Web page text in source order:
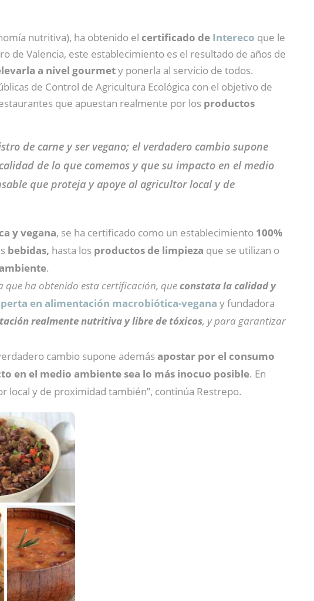
nutritiva), ha obtenido el certificado de Intereco que le
de Valencia, este establecimiento es el resultado de años de
a nivel gourmety ponerla al servicio de todos.
de Control de Agricultura Ecológica con el objetivo de
que apuestan realmente por los productos
de carne y ser vegano; el verdadero cambio supone
de lo que comemos y que su impacto en el medio
que proteja y apoye al agricultor local y de
y vegana, se ha certificado como un establecimiento 100%
bebidas, hasta los productos de limpieza que se utilizan o
.
que ha obtenido esta certificación, queconstata la calidad y
en alimentación macrobiótica-vegana y fundadora
realmente nutritiva y libre de tóxicos, y para garantizar
cambio supone ademásapostar por el consumo
en el medio ambiente sea lo más inocuo posible. En
local y de proximidad también”, continúa Restrepo.